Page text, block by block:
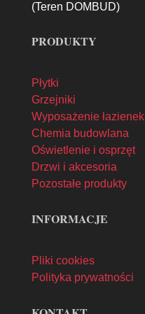
(Teren DOMBUD)
PRODUKTY
Płytki
Grzejniki
Wyposażenie łazienek
Chemia budowlana
Oświetlenie i osprzęt
Drzwi i akcesoria
Pozostałe produkty
INFORMACJE
Pliki cookies
Polityka prywatności